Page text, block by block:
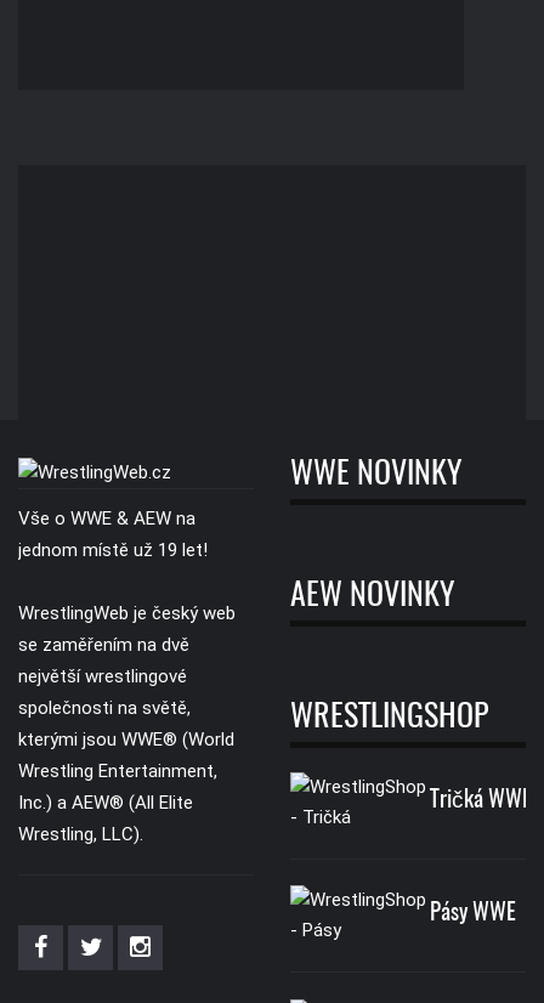
Vše o WWE & AEW na
jednom místě už 19 let!
WrestlingWeb je český web
se zaměřením na dvě
největší wrestlingové
společnosti na světě,
kterými jsou WWE® (World
Wrestling Entertainment,
Inc.) a AEW® (All Elite
Wrestling, LLC).
WWE NOVINKY
AEW NOVINKY
WRESTLINGSHOP
Tričká WWE
Pásy WWE